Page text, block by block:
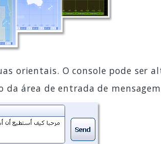
orientais. O console pode ser
da área de entrada de mensagem